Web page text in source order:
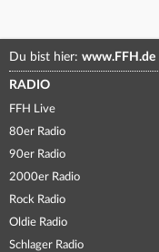
Du bist hier: www.FFH.de
RADIO
FFH Live
80er Radio
90er Radio
2000er Radio
Rock Radio
Oldie Radio
Schlager Radio